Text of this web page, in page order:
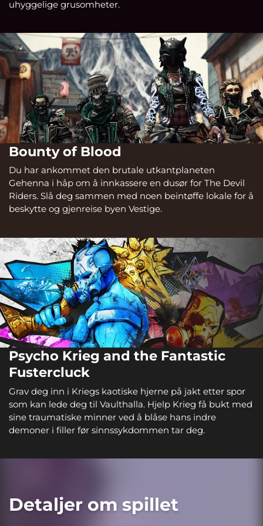
uhyggelige grusomheter.
Bounty of Blood
Du har ankommet den brutale utkantplaneten
Gehenna i håp om å innkassere en dusør for The Devil
Riders. Slå deg sammen med noen beintøffe lokale for å
beskytte og gjenreise byen Vestige.
Psycho Krieg and the Fantastic
Fustercluck
Grav deg inn i Kriegs kaotiske hjerne på jakt etter spor
som kan lede deg til Vaulthalla. Hjelp Krieg få bukt med
sine traumatiske minner ved å blåse hans indre
demoner i filler før sinnssykdommen tar deg.
Detaljer om spillet